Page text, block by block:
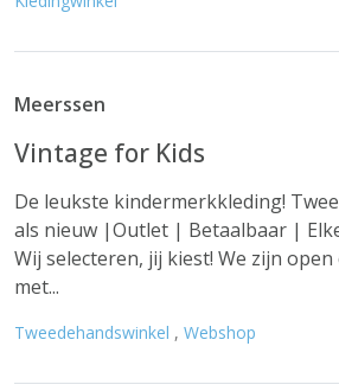
Meerssen
Vintage for Kids
De leukste kindermerkkleding!
als nieuw |Outlet | Betaalbaar |
Wij selecteren, jij kiest! We zijn
met...
Tweedehandswinkel , Webshop